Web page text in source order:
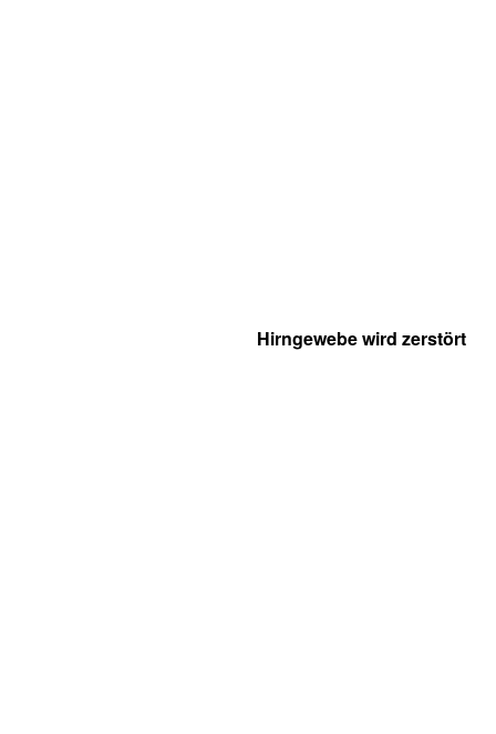
Hirngewebe wird zerstört